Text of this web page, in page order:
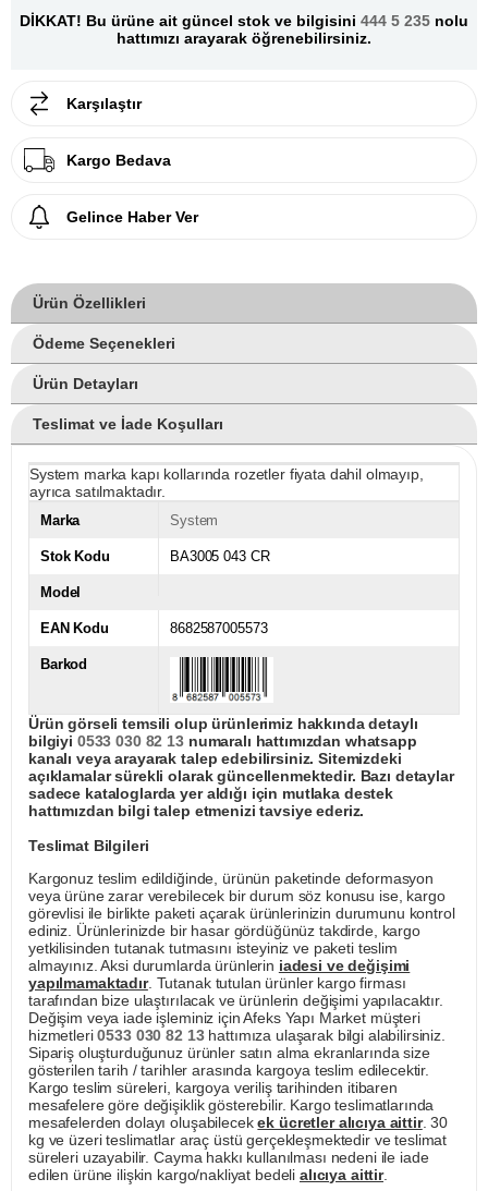
DİKKAT! Bu ürüne ait güncel stok ve bilgisini 444 5 235 nolu
hattımızı arayarak öğrenebilirsiniz.
Karşılaştır
Kargo Bedava
Gelince Haber Ver
Ürün Özellikleri
Ödeme Seçenekleri
Ürün Detayları
Teslimat ve İade Koşulları
System marka kapı kollarında rozetler fiyata dahil olmayıp,
ayrıca satılmaktadır.
Marka System
Stok Kodu BA3005 043 CR
Model
EAN Kodu 8682587005573
Barkod
Ürün görseli temsili olup ürünlerimiz hakkında detaylı
bilgiyi 0533 030 82 13numaralı hattımızdan whatsapp
kanalı veya arayarak talep edebilirsiniz. Sitemizdeki
açıklamalar sürekli olarak güncellenmektedir. Bazı detaylar
sadece kataloglarda yer aldığı için mutlaka destek
hattımızdan bilgi talep etmenizi tavsiye ederiz.
Teslimat Bilgileri
Kargonuz teslim edildiğinde, ürünün paketinde deformasyon
veya ürüne zarar verebilecek bir durum söz konusu ise, kargo
görevlisi ile birlikte paketi açarak ürünlerinizin durumunu kontrol
ediniz. Ürünlerinizde bir hasar gördüğünüz takdirde, kargo
yetkilisinden tutanak tutmasını isteyiniz ve paketi teslim
almayınız. Aksi durumlarda ürünlerin iadesi ve değişimi
yapılmamaktadır. Tutanak tutulan ürünler kargo firması
tarafından bize ulaştırılacak ve ürünlerin değişimi yapılacaktır.
Değişim veya iade işleminiz için Afeks Yapı Market müşteri
hizmetleri0533 030 82 13hattımıza ulaşarak bilgi alabilirsiniz.
Sipariş oluşturduğunuz ürünler satın alma ekranlarında size
gösterilen tarih / tarihler arasında kargoya teslim edilecektir.
Kargo teslim süreleri, kargoya veriliş tarihinden itibaren
mesafelere göre değişiklik gösterebilir. Kargo teslimatlarında
mesafelerden dolayı oluşabilecekek ücretler alıcıya aittir. 30
kg ve üzeri teslimatlar araç üstü gerçekleşmektedir ve teslimat
süreleri uzayabilir. Cayma hakkı kullanılması nedeni ile iade
edilen ürüne ilişkin kargo/nakliyat bedeli alıcıya aittir.